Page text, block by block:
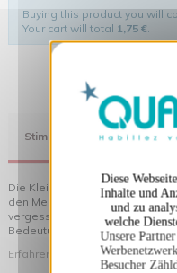
Diese
Inhalte und
und zu
welche
Unsere
Besucher
Buying this product you will
Your cart will total 1,75 €
Stimmung
Die Kleidung von Quat'rues
den Menschen und ihrer
vergessen die originellen
Bedeutung verleihen!
Erfahren Sie mehr über unsere